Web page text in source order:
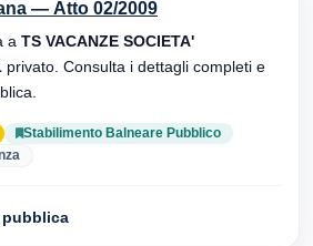
— Atto 02/2009
a TS VACANZE SOCIETA'
privato. Consulta i dettagli completi e
Stabilimento Balneare Pubblico